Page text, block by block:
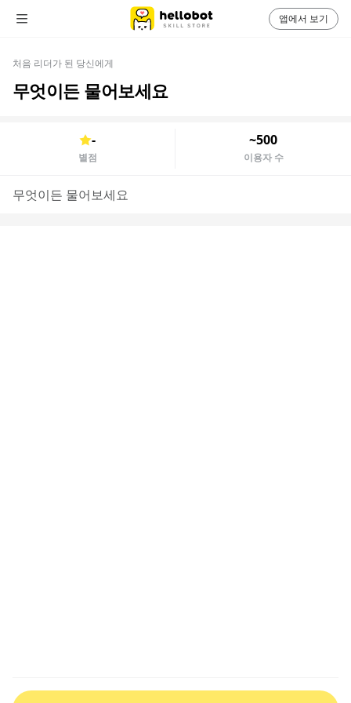
처음 리더가 된 당신에게
무엇이든 물어보세요
-
별점
~500
이용자 수
무엇이든 물어보세요
앱에서 보기